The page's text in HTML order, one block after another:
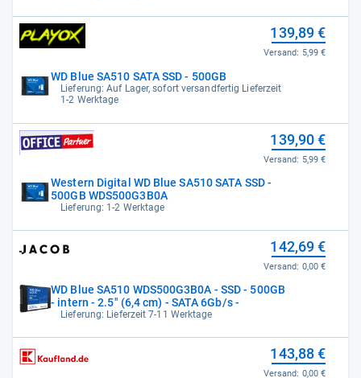
WD Blue SA510 SATA SSD - 500GB
Lieferung: Auf Lager, sofort versandfertig Lieferzeit
1-2 Werktage
139,89 €
Versand: 5,99 €
Western Digital WD Blue SA510 SATA SSD -
500GB WDS500G3B0A
Lieferung: 1-2 Werktage
139,90 €
Versand: 5,99 €
WD Blue SA510 WDS500G3B0A - SSD - 500GB
- intern - 2.5" (6,4 cm) - SATA 6Gb/s -
Lieferung: Lieferzeit 7-11 Werktage
142,69 €
Versand: 0,00 €
143,88 €
Versand: 0,00 €